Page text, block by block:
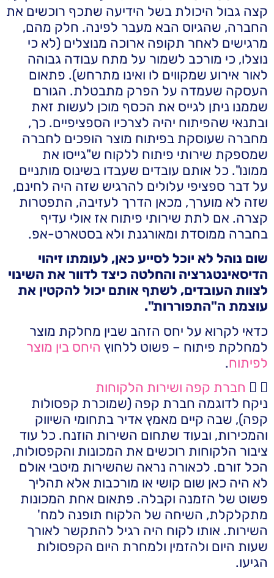
קצה גבול היכולת בשל הידיעה שתכף רוכשים את
החברה, שהגיוס הבא מעבר לפינה. חלק מהם,
מרגישים לאחר תקופה ארוכה מנוצלים (לא כי
נוצלו, כי מורכב לשמור על מתח עבודה גבוהה
לאור אירוע שמקווים לו ואינו מתרחש). פתאום
העסקה שעמדה על הפרק מתבטלת. הגורם
שממנו ניתן לגייס את הכסף מוכן לעשות זאת
ובתנאי שהפיתוח יהיה לצרכיו הספציפיים. כך,
מחברה שעוסקת בפיתוח מוצר הופכים לחברה
שמספקת שירותי פיתוח ללקוח ש"גייסו את
ממונו". כל אותם עובדים שעבדו בשינוס מותניים
על דבר ספציפי עלולים להרגיש שזה היה לחינם,
שזה לא מוערך, מכאן הדרך לעזיבה, התפטרות
קצרה. אם לתת שירותי פיתוח אז אולי עדיף
בחברה ממוסדת ומאורגנת ולא בסטארט-אפ.
שום נוהל לא יוכל לסייע כאן, לעומתו זיהוי
הדיסאינטגרציה והחלטה כיצד לדוור את השינוי
לצוות העובדים, לשתף אותם יכול להקטין את
עוצמת ה"התפוררות".
כדאי לקרוא על יחס הזהב שבין מחלקת מוצר
למחלקת פיתוח – פשוט ללחוץ היחס בין מוצר
לפיתוח.
חברת קפה ושירות הלקוחות
ניקח לדוגמה חברת קפה (שמוכרת קפסולות
קפה), שבה קיים מאמץ אדיר בתחומי השיווק
והמכירות, ובעוד שתחום השירות הוזנח. כל עוד
ציבור הלקוחות רוכשים את המכונות והקפסולות,
הכל זורם. לכאורה נראה שהשירות מיטבי אולם
לא היה כאן שום קושי או מורכבות אלא תהליך
פשוט של הזמנה וקבלה. פתאום אחת המכונות
מתקלקלת, השיחה של הלקוח תופנה למח'
השירות. אותו לקוח היה רגיל להתקשר לאורך
שעות היום ולהזמין ולמחרת היום הקפסולות
הגיעו.